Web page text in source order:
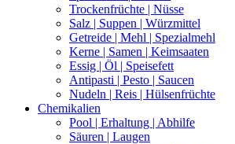
Trockenfrüchte | Nüsse
Salz | Suppen | Würzmittel
Getreide | Mehl | Spezialmehl
Kerne | Samen | Keimsaaten
Essig | Öl | Speisefett
Antipasti | Pesto | Saucen
Nudeln | Reis | Hülsenfrüchte
Chemikalien
Pool | Erhaltung | Abhilfe
Säuren | Laugen